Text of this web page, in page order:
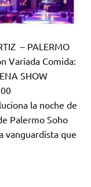
– PALERMO
Variada Comida:
SHOW
la noche de
Palermo Soho
vanguardista que